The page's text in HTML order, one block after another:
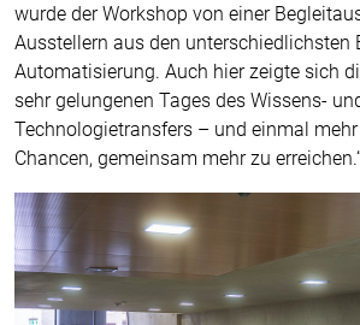
wurde der Workshop von einer
Ausstellern aus den unterschiedlichsten
Automatisierung. Auch hier zeigte sich
sehr gelungenen Tages des Wissens-
Technologietransfers – und einmal
Chancen, gemeinsam mehr zu